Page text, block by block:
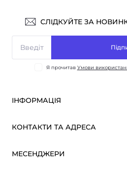
СЛІДКУЙТЕ ЗА
Я прочитав Умови
ІНФОРМАЦІЯ
ОПТ
Про нас
КОНТАКТИ ТА АДРЕСА
МЕСЕНДЖЕРИ